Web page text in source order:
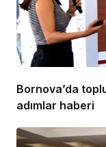
Bornova’da
adımlar haberi